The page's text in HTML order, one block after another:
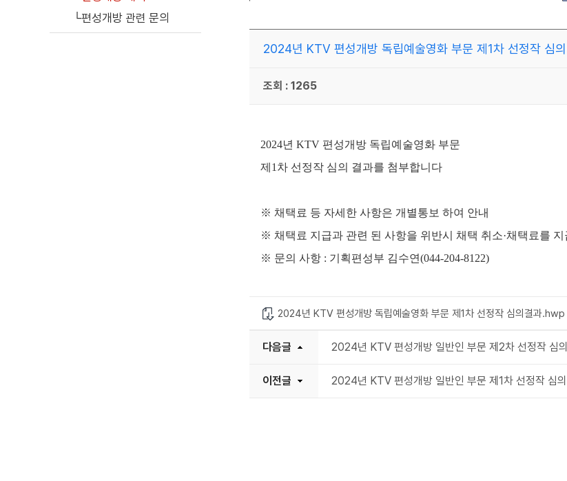
└편성개방 관련 문의
2024년 KTV 편성개방 독립예술영화 부문 제1차 선정작 심
조회 : 1265
2024년 KTV 편성개방 독립예술영화 부문
제1 차 선정작 심의 결과를 첨부합니다
※ 채택료 등 자세한 사항은 개별통보 하여 안내
※ 채택료 지급과 관련 된 사항을 위반시 채택 취소·채택료를
※ 문의 사항 : 기획편성부 김수연(044-204-8122)
2024년 KTV 편성개방 독립예술영화 부문 제1차 선정작 심의결과.hwp
다음글 2024년 KTV 편성개방 일반인 부문 제2차 선정작 심
이전글 2024년 KTV 편성개방 일반인 부문 제1차 선정작 심